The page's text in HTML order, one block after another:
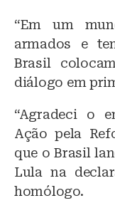
“Em um
armados e
Brasil
diálogo em
“Agradeci o
Ação pela
que o Brasil
Lula na
homólogo.